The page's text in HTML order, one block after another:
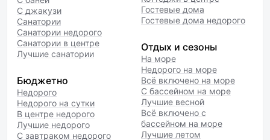
С джакузи
Санатории
Санатории недорого
Санатории в центре
Лучшие санатории
Бюджетно
Недорого
Недорого на сутки
В центре недорого
Лучшие недорого
С завтраком недорого
Гостевые дома
Гостевые дома недорого
Отдых и сезоны
На море
Недорого на море
Всё включено на море
С бассейном на море
Лучшие весной
Всё включено с
бассейном на море
Лучшие летом